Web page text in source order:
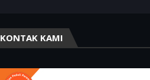
KONTAK KAMI